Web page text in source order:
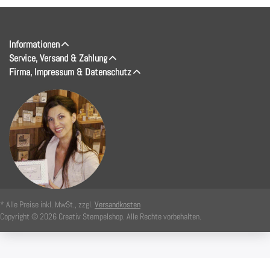
Informationen
Service, Versand & Zahlung
Firma, Impressum & Datenschutz
* Alle Preise inkl. MwSt., zzgl. Versandkosten
Copyright © 2026 Creativ Stempelshop. Alle Rechte vorbehalten.